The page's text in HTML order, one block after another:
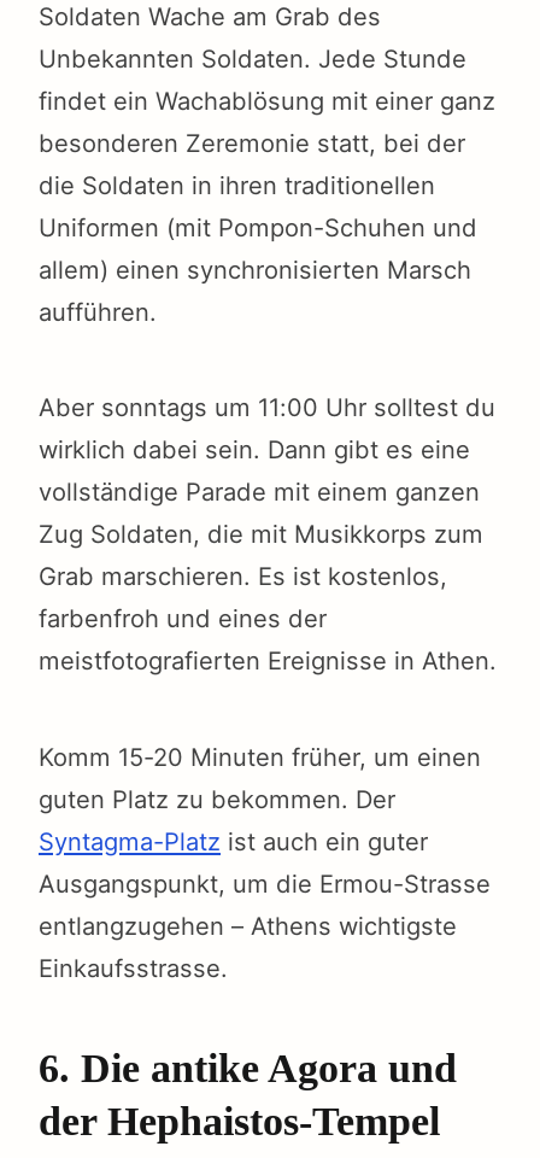
Soldaten Wache am Grab des
Unbekannten Soldaten. Jede Stunde
findet ein Wachablösung mit einer ganz
besonderen Zeremonie statt, bei der
die Soldaten in ihren traditionellen
Uniformen (mit Pompon-Schuhen und
allem) einen synchronisierten Marsch
aufführen.
Aber sonntags um 11:00 Uhr solltest du
wirklich dabei sein. Dann gibt es eine
vollständige Parade mit einem ganzen
Zug Soldaten, die mit Musikkorps zum
Grab marschieren. Es ist kostenlos,
farbenfroh und eines der
meistfotografierten Ereignisse in Athen.
Komm 15-20 Minuten früher, um einen
guten Platz zu bekommen. Der
Syntagma-Platz ist auch ein guter
Ausgangspunkt, um die Ermou-Strasse
entlangzugehen – Athens wichtigste
Einkaufsstrasse.
6. Die antike Agora und
der Hephaistos-Tempel